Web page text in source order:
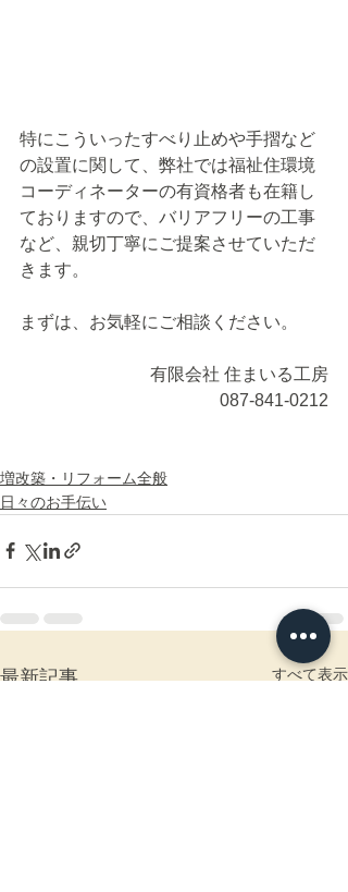
特にこういったすべり止めや手摺など
の設置に関して、弊社では福祉住環境
コーディネーターの有資格者も在籍し
ておりますので、バリアフリーの工事
など、親切丁寧にご提案させていただ
きます。
まずは、お気軽にご相談ください。
有限会社 住まいる工房
087-841-0212
増改築・リフォーム全般
日々のお手伝い
最新記事 すべて表示